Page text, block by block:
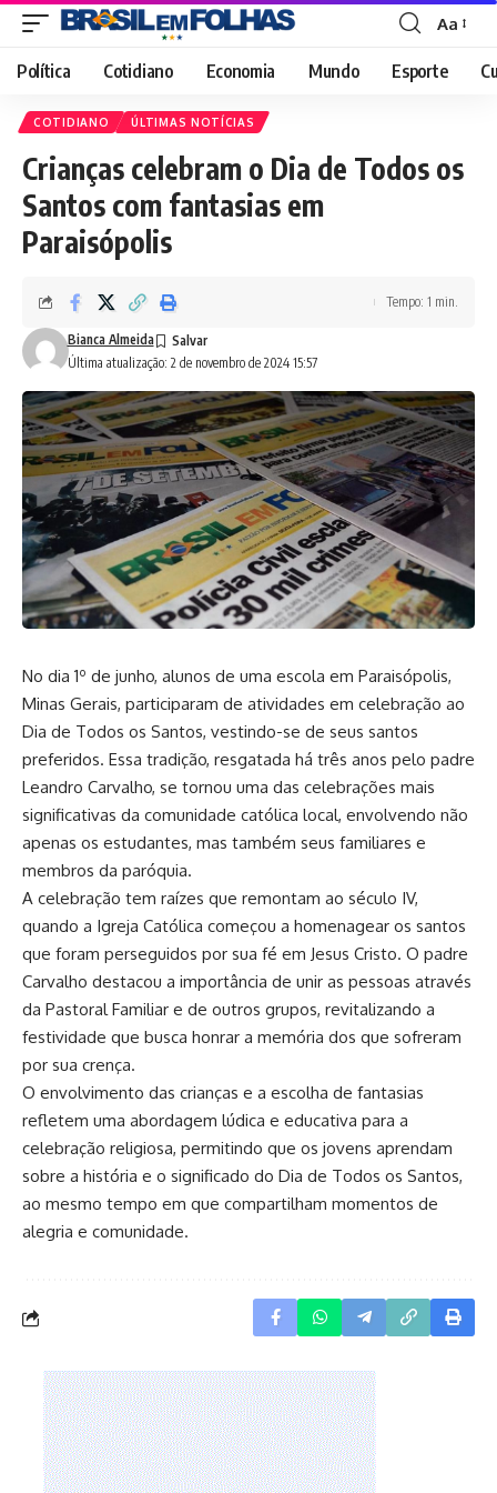
Font
Resizer
Aa
Política Cotidiano Economia Mundo Esporte
COTIDIANO ÚLTIMAS NOTÍCIAS
Crianças celebram o Dia de Todos os
Santos com fantasias em
Paraisópolis
Última atualização: 2 de novembro de 2024 15:57
Bianca Almeida
Tempo: 1 min.
No dia 1º de junho, alunos de uma escola em Paraisópolis,
Minas Gerais, participaram de atividades em celebração ao
Dia de Todos os Santos, vestindo-se de seus santos
preferidos. Essa tradição, resgatada há três anos pelo padre
Leandro Carvalho, se tornou uma das celebrações mais
significativas da comunidade católica local, envolvendo não
apenas os estudantes, mas também seus familiares e
membros da paróquia.
A celebração tem raízes que remontam ao século IV,
quando a Igreja Católica começou a homenagear os santos
que foram perseguidos por sua fé em Jesus Cristo. O padre
Carvalho destacou a importância de unir as pessoas através
da Pastoral Familiar e de outros grupos, revitalizando a
festividade que busca honrar a memória dos que sofreram
por sua crença.
O envolvimento das crianças e a escolha de fantasias
refletem uma abordagem lúdica e educativa para a
celebração religiosa, permitindo que os jovens aprendam
sobre a história e o significado do Dia de Todos os Santos,
ao mesmo tempo em que compartilham momentos de
alegria e comunidade.